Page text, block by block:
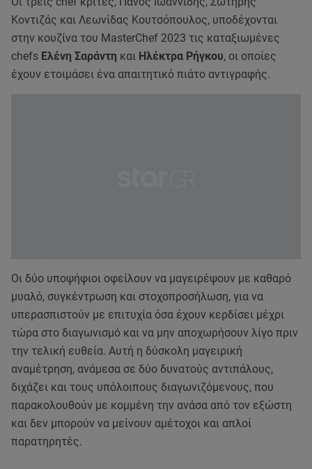
Κοντιζάς και Λεωνίδας Κουτσόπουλος, υποδέχονται
στην κουζίνα του MasterChef 2023 τις καταξιωμένες
chefs Ελένη Σαράντη και Ηλέκτρα Ρήγκου, οι οποίες
έχουν ετοιμάσει ένα απαιτητικό πιάτο αντιγραφής.
Οι δύο υποψήφιοι οφείλουν να μαγειρέψουν με καθαρό
μυαλό, συγκέντρωση και στοχοπροσήλωση, για να
υπερασπιστούν με επιτυχία όσα έχουν κερδίσει μέχρι
τώρα στο διαγωνισμό και να μην αποχωρήσουν λίγο πριν
την τελική ευθεία. Αυτή η δύσκολη μαγειρική
αναμέτρηση, ανάμεσα σε δύο δυνατούς αντιπάλους,
διχάζει και τους υπόλοιπους διαγωνιζόμενους, που
παρακολουθούν με κομμένη την ανάσα από τον εξώστη
και δεν μπορούν να μείνουν αμέτοχοι και απλοί
παρατηρητές.